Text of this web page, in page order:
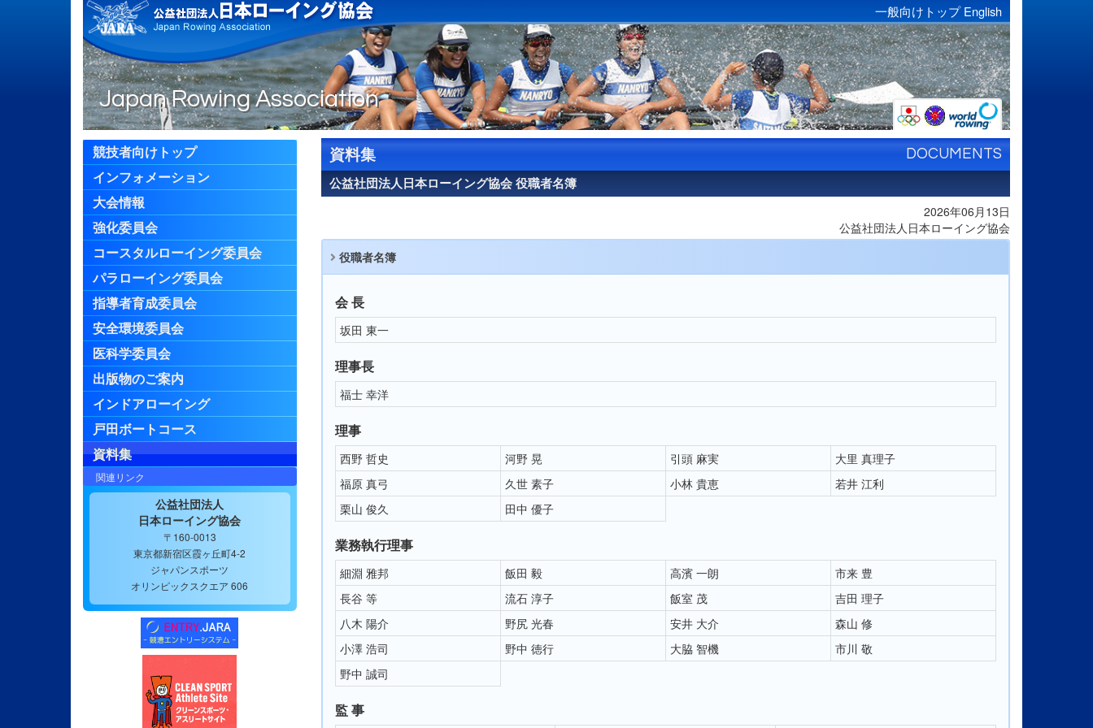
Japan Rowing Association
一般向けトップ English
競技者向けトップ
インフォメーション
大会情報
強化委員会
コースタルローイング委員会
パラローイング委員会
指導者育成委員会
安全環境委員会
医科学委員会
出版物のご案内
インドアローイング
戸田ボートコース
資料集
関連リンク
公益社団法人
日本ローイング協会
〒160-0013
東京都新宿区霞ヶ丘町4-2
ジャパンスポーツ
オリンピックスクエア 606
資料集 DOCUMENTS
公益社団法人日本ローイング協会 役職者名簿
2026年06月13日
公益社団法人日本ローイング協会
役職者名簿
会 長
坂田 東一
理事長
福士 幸洋
理事
西野 哲史 河野 晃 引頭 麻実
大里 真理子
福原 真弓
久世 素子 小林 貴恵
若井 江利
栗山 俊久
田中 優子
業務執行理事
細淵 雅邦 飯田 毅 高濱 一朗
市来 豊
長谷 等
流石 淳子 飯室 茂
吉田 理子
八木 陽介
野尻 光春 安井 大介
森山 修
小澤 浩司
野中 徳行 大脇 智機
市川 敬
野中 誠司
監 事